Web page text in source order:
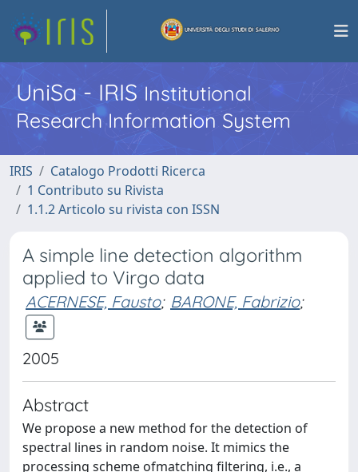
UniSa - IRISInstitutional
Research Information System
IRIS
Catalogo Prodotti Ricerca
1 Contributo su Rivista
1.1.2 Articolo su rivista con ISSN
A simple line detection algorithm
applied to Virgo data
ACERNESE, Fausto; BARONE, Fabrizio;
2005
Abstract
We propose a new method for the detection of
spectral lines in random noise. It mimics the
processing scheme ofmatching filtering, i.e., a